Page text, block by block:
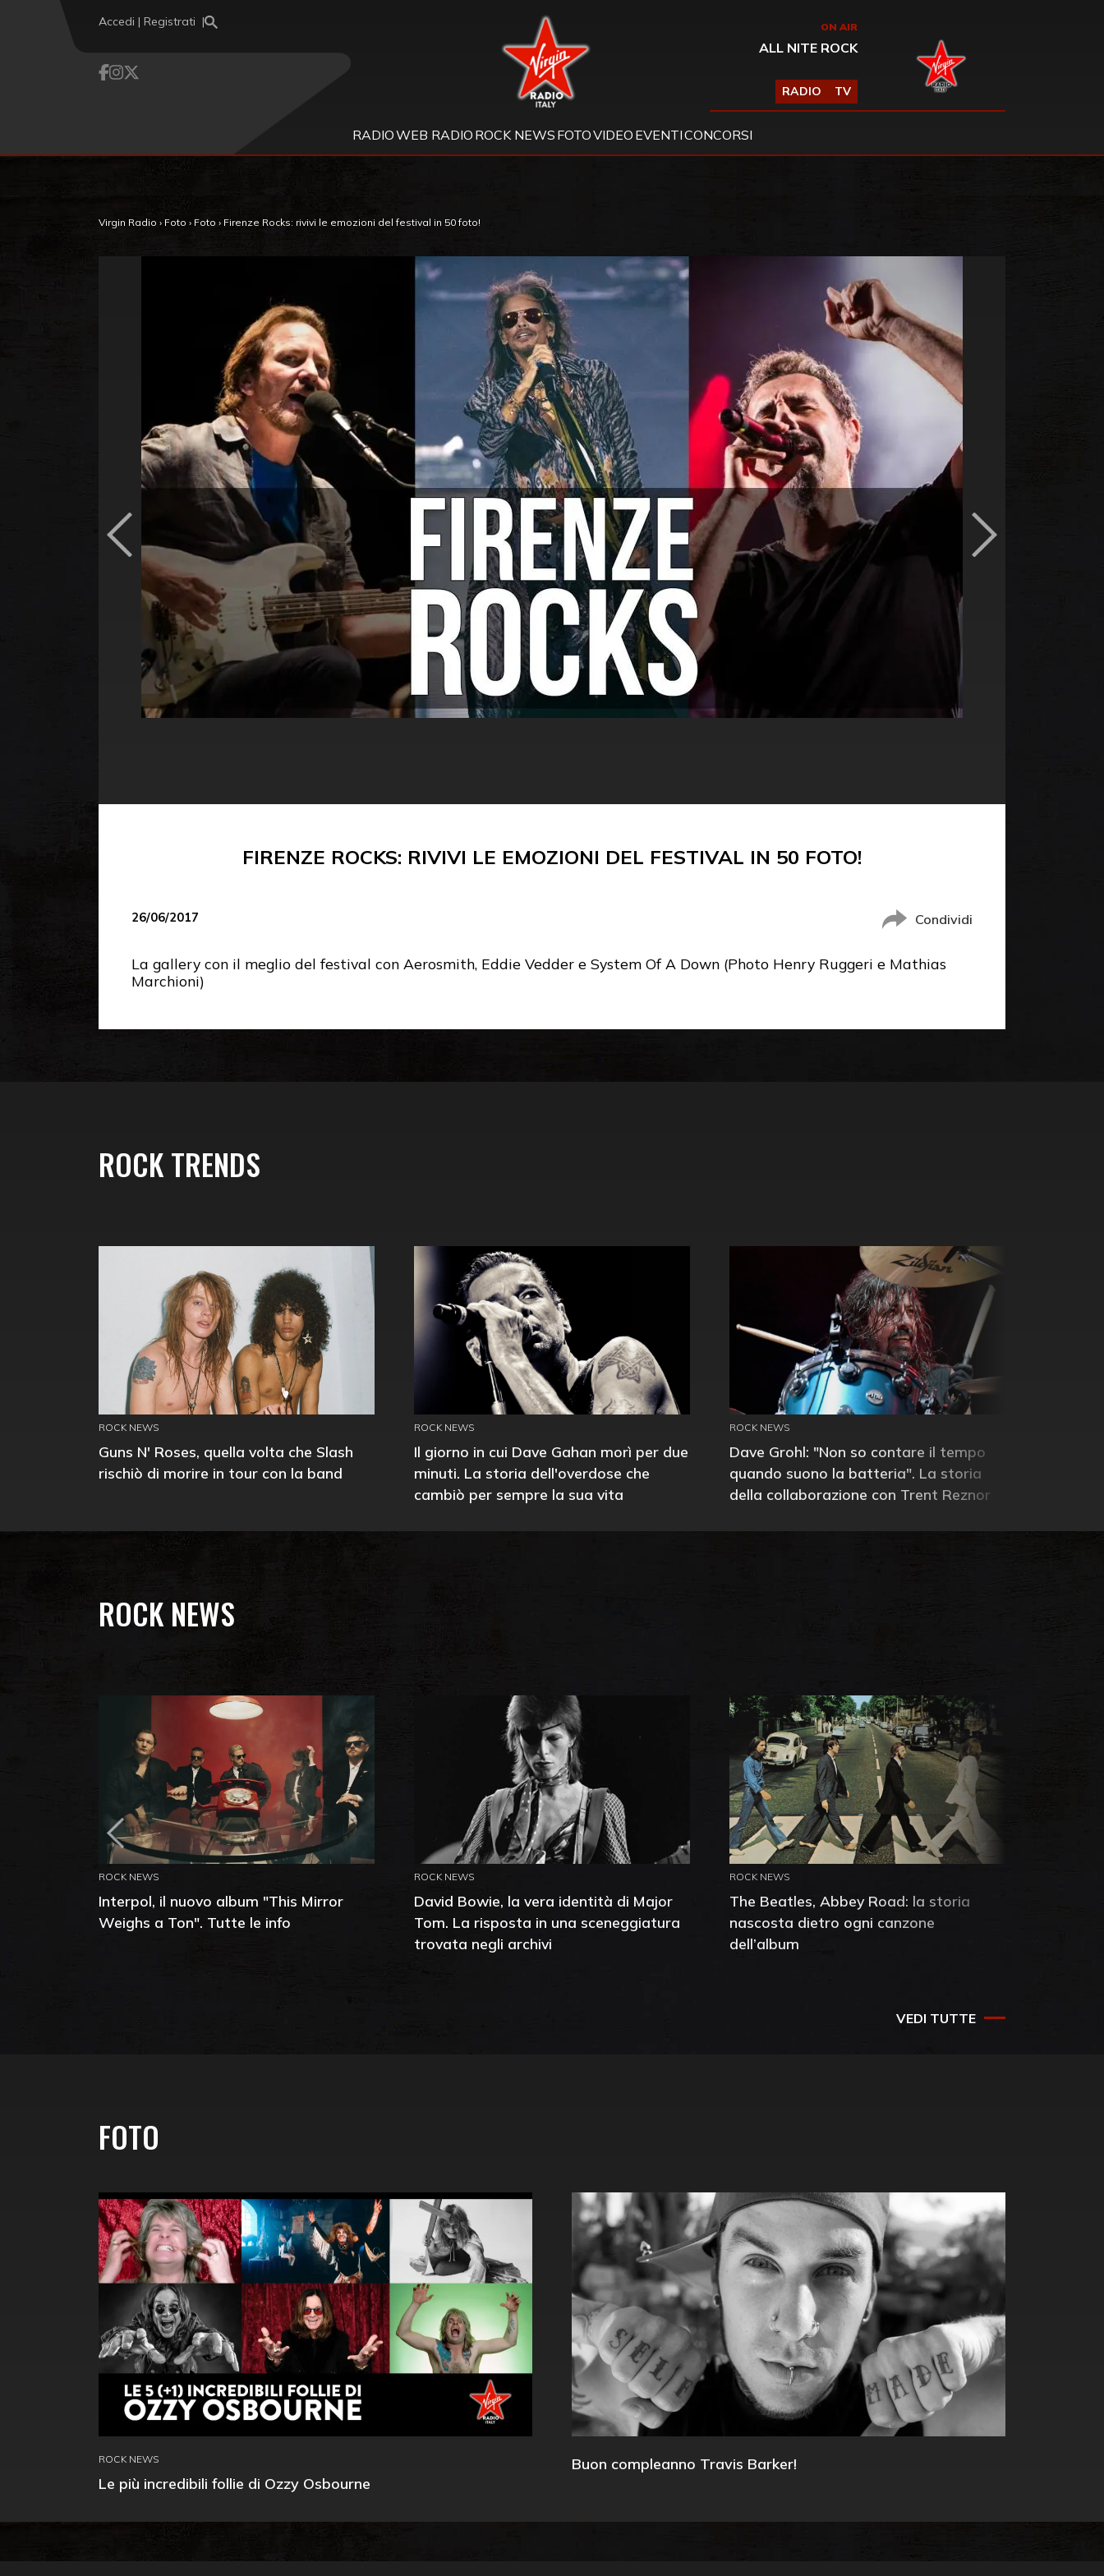
Accedi | Registrati Virgin Radio ON AIR
ALL NITE ROCK
RADIO TV
RADIOWEB RADIO ROCK NEWS FOTOVIDEO EVENTICONCORSI
Virgin Radio › Foto › Foto › Firenze Rocks: rivivi le emozioni del festival in 50 foto!
FIRENZE ROCKS: RIVIVI LE EMOZIONI DEL FESTIVAL IN 50 FOTO!
26/06/2017 Condividi
La gallery con il meglio del festival con Aerosmith, Eddie Vedder e System Of A Down (Photo Henry Ruggeri e Mathias
Marchioni)
ROCK TRENDS
ROCK NEWS
Guns N' Roses, quella volta che Slash
rischiò di morire in tour con la band
ROCK NEWS
Il giorno in cui Dave Gahan morì per due
minuti. La storia dell'overdose che
cambiò per sempre la sua vita
ROCK NEWS
Dave Grohl: "Non so contare il tempo
quando suono la batteria". La storia
della collaborazione con Trent Reznor
ROCK NEWS
ROCK NEWS
Interpol, il nuovo album "This Mirror
Weighs a Ton". Tutte le info
ROCK NEWS
David Bowie, la vera identità di Major
Tom. La risposta in una sceneggiatura
trovata negli archivi
ROCK NEWS
The Beatles, Abbey Road: la storia
nascosta dietro ogni canzone
dell’album
VEDI TUTTE
FOTO
ROCK NEWS
Le più incredibili follie di Ozzy Osbourne
Buon compleanno Travis Barker!